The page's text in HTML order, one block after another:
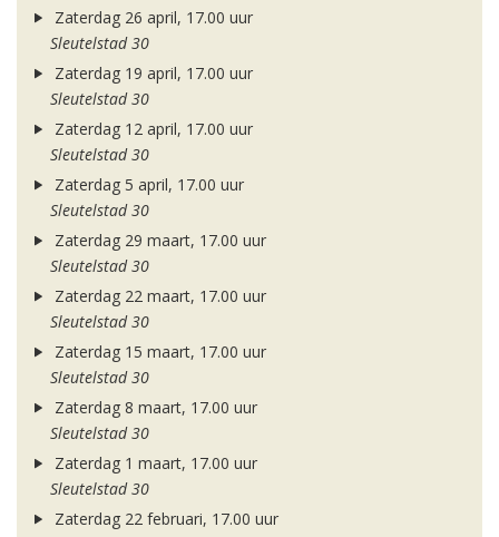
Zaterdag 26 april, 17.00 uur
Sleutelstad 30
Zaterdag 19 april, 17.00 uur
Sleutelstad 30
Zaterdag 12 april, 17.00 uur
Sleutelstad 30
Zaterdag 5 april, 17.00 uur
Sleutelstad 30
Zaterdag 29 maart, 17.00 uur
Sleutelstad 30
Zaterdag 22 maart, 17.00 uur
Sleutelstad 30
Zaterdag 15 maart, 17.00 uur
Sleutelstad 30
Zaterdag 8 maart, 17.00 uur
Sleutelstad 30
Zaterdag 1 maart, 17.00 uur
Sleutelstad 30
Zaterdag 22 februari, 17.00 uur